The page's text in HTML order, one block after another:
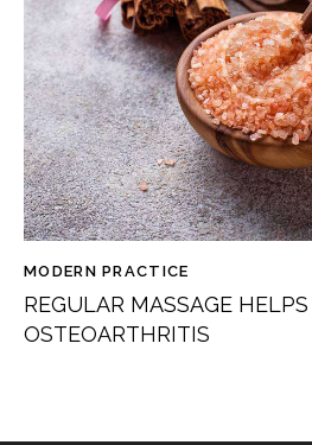
MODERN PRACTICE
REGULAR MASSAGE
OSTEOARTHRITIS